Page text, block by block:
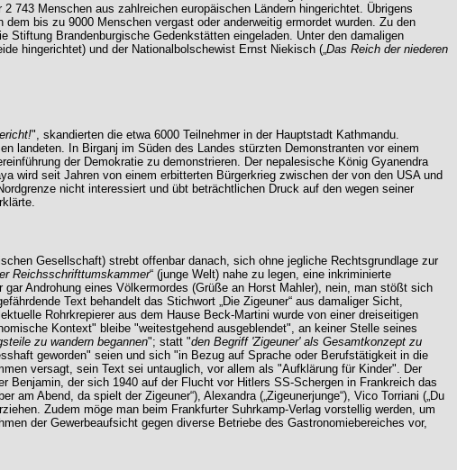
743 Menschen aus zahlreichen europäischen Ländern hingerichtet. Übrigens
bis zu 9000 Menschen vergast oder anderweitig ermordet wurden. Zu den
Brandenburgische Gedenkstätten eingeladen. Unter den damaligen
hingerichtet) und der Nationalbolschewist Ernst Niekisch („Das Reich der niederen
", skandierten die etwa 6000 Teilnehmer in der Hauptstadt Kathmandu.
landeten. In Birganj im Süden des Landes stürzten Demonstranten vor einem
der Demokratie zu demonstrieren. Der nepalesische König Gyanendra
wird seit Jahren von einem erbitterten Bürgerkrieg zwischen der von den USA und
nicht interessiert und übt beträchtlichen Druck auf den wegen seiner
Gesellschaft) strebt offenbar danach, sich ohne jegliche Rechtsgrundlage zur
Reichsschrifttumskammer“ (junge Welt) nahe zu legen, eine inkriminierte
Androhung eines Völkermordes (Grüße an Horst Mahler), nein, man stößt sich
Text behandelt das Stichwort „Die Zigeuner“ aus damaliger Sicht,
Rohrkrepierer aus dem Hause Beck-Martini wurde von einer dreiseitigen
Kontext" bleibe "weitestgehend ausgeblendet", an keiner Stelle seines
zu wandern begannen"; statt "den Begriff 'Zigeuner' als Gesamtkonzept zu
geworden" seien und sich "in Bezug auf Sprache oder Berufstätigkeit in die
versagt, sein Text sei untauglich, vor allem als "Aufklärung für Kinder". Der
der sich 1940 auf der Flucht vor Hitlers SS-Schergen in Frankreich das
Abend, da spielt der Zigeuner“), Alexandra („Zigeunerjunge“), Vico Torriani („Du
Zudem möge man beim Frankfurter Suhrkamp-Verlag vorstellig werden, um
der Gewerbeaufsicht gegen diverse Betriebe des Gastronomiebereiches vor,